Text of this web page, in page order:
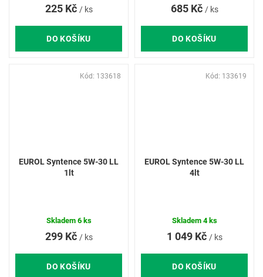
225 Kč / ks
DO KOŠÍKU
685 Kč / ks
DO KOŠÍKU
EUROL Syntence 5W-30 LL
1lt
299 Kč / ks
DO KOŠÍKU
Skladem 6 ks
Kód: 133618
EUROL Syntence 5W-30 LL
4lt
1 049 Kč / ks
DO KOŠÍKU
Skladem 4 ks
Kód: 133619